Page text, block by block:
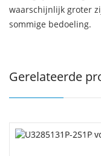
waarschijnlijk groter
sommige bedoeling.
Gerelateerde